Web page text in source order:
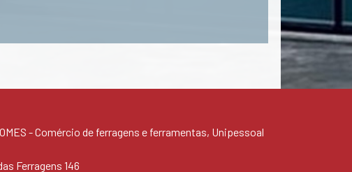
- Comércio de ferragens e ferramentas, Unipessoal
Ferragens 146